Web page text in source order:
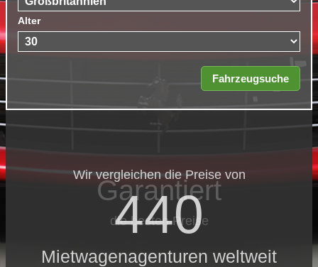
Alter
Wir vergleichen die Preise von
440
Mietwagenagenturen weltweit
Garantiert
die besten Preise